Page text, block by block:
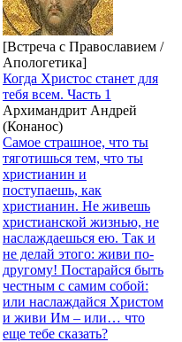
[Встреча с Православием /
Апологетика]
Когда Христос станет для
тебя всем. Часть 1
Архимандрит Андрей
(Конанос)
Самое страшное, что ты
тяготишься тем, что ты
христианин и
поступаешь, как
христианин. Не живешь
христианской жизнью, не
наслаждаешься ею. Так и
не делай этого: живи по-
другому! Постарайся быть
честным с самим собой:
или наслаждайся Христом
и живи Им – или… что
еще тебе сказать?